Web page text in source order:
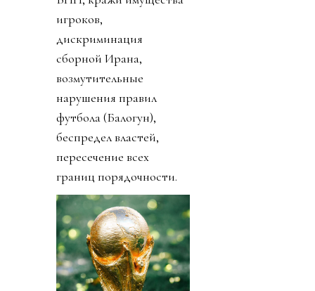
игроков,
дискриминация
сборной Ирана,
возмутительные
нарушения правил
футбола (Балогун),
беспредел властей,
пересечение всех
границ порядочности.